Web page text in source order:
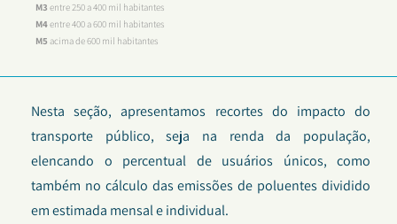
M3 entre 250 a 400 mil habitantes
M4entre 400 a 600 mil habitantes
M5 acima de 600 mil habitantes
Nesta seção, apresentamos recortes do impacto do
transporte público, seja na renda da população,
elencando o percentual de usuários únicos, como
também no cálculo das emissões de poluentes dividido
em estimada mensal e individual.